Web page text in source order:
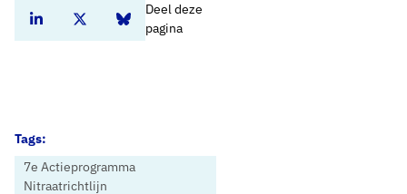
Deel deze
pagina
Deel dit artikel op Linkedin
Deel dit artikel op Twitter
Deel dit artikel op Bluesky
Tags:
7e Actieprogramma
Nitraatrichtlijn